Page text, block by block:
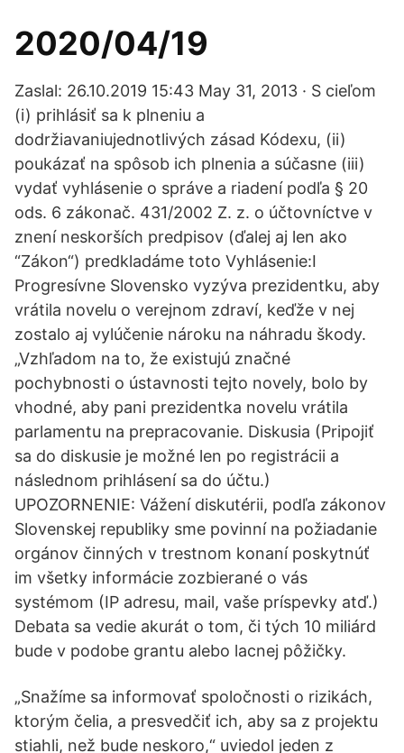
2020/04/19
Zaslal: 26.10.2019 15:43 May 31, 2013 · S cieľom
(i) prihlásiť sa k plneniu a
dodržiavaniujednotlivých zásad Kódexu, (ii)
poukázať na spôsob ich plnenia a súčasne (iii)
vydať vyhlásenie o správe a riadení podľa § 20
ods. 6 zákonač. 431/2002 Z. z. o účtovníctve v
znení neskorších predpisov (ďalej aj len ako
“Zákon“) predkladáme toto Vyhlásenie:I
Progresívne Slovensko vyzýva prezidentku, aby
vrátila novelu o verejnom zdraví, keďže v nej
zostalo aj vylúčenie nároku na náhradu škody.
„Vzhľadom na to, že existujú značné
pochybnosti o ústavnosti tejto novely, bolo by
vhodné, aby pani prezidentka novelu vrátila
parlamentu na prepracovanie. Diskusia (Pripojiť
sa do diskusie je možné len po registrácii a
následnom prihlásení sa do účtu.)
UPOZORNENIE: Vážení diskutérii, podľa zákonov
Slovenskej republiky sme povinní na požiadanie
orgánov činných v trestnom konaní poskytnúť
im všetky informácie zozbierané o vás
systémom (IP adresu, mail, vaše príspevky atď.)
Debata sa vedie akurát o tom, či tých 10 miliárd
bude v podobe grantu alebo lacnej pôžičky.
„Snažíme sa informovať spoločnosti o rizikách,
ktorým čelia, a presvedčiť ich, aby sa z projektu
stiahli, než bude neskoro,“ uviedol jeden z